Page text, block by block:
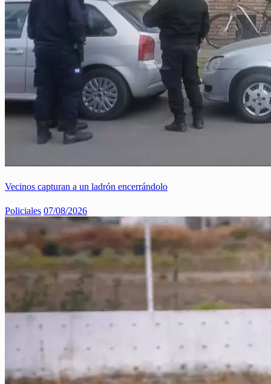
Vecinos capturan a un ladrón encerrándolo
Policiales 07/08/2026